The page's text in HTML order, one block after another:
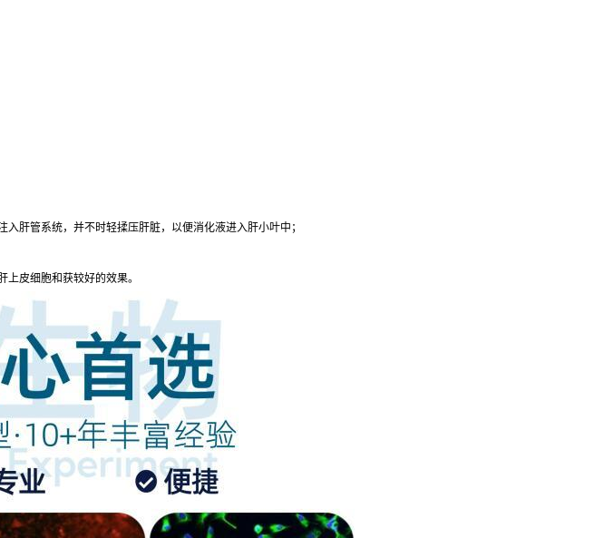
肝管系统，并不时轻揉压肝脏，以便消化液进入肝小叶中；
皮细胞和获较好的效果。